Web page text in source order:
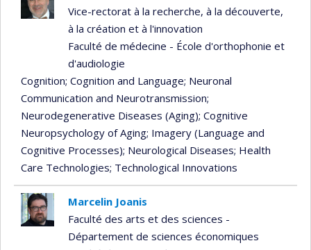
Vice-rectorat à la recherche, à la découverte,
à la création et à l'innovation
Faculté de médecine - École d'orthophonie et
d'audiologie
Cognition; Cognition and Language; Neuronal
Communication and Neurotransmission;
Neurodegenerative Diseases (Aging); Cognitive
Neuropsychology of Aging; Imagery (Language and
Cognitive Processes); Neurological Diseases; Health
Care Technologies; Technological Innovations
Marcelin Joanis
Faculté des arts et des sciences -
Département de sciences économiques